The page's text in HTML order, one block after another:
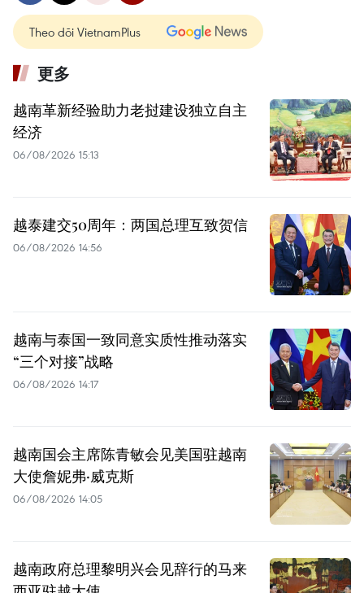
Theo dõi VietnamPlus
更多
越南革新经验助力老挝建设独立自主
经济
06/08/2026 15:13
越泰建交50周年：两国总理互致贺信
06/08/2026 14:56
越南与泰国一致同意实质性推动落实
“三个对接”战略
06/08/2026 14:17
越南国会主席陈青敏会见美国驻越南
大使詹妮弗·威克斯
06/08/2026 14:05
越南政府总理黎明兴会见辞行的马来